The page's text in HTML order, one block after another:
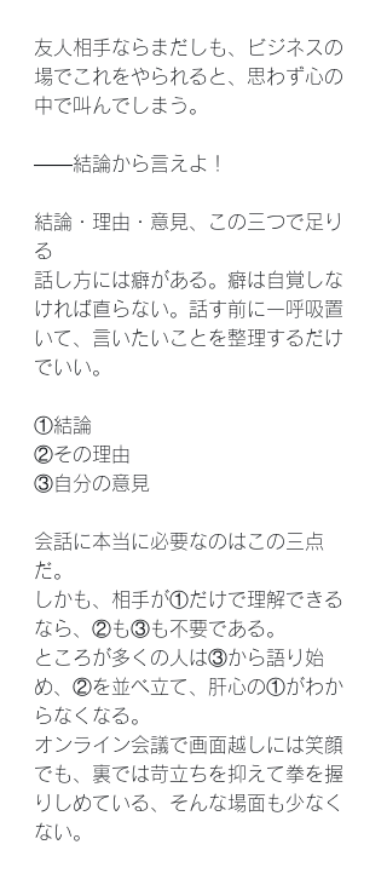
友人相手ならまだしも、ビジネスの
場でこれをやられると、思わず心の
中で叫んでしまう。
――結論から言えよ！
結論・理由・意見、この三つで足り
る
話し方には癖がある。癖は自覚しな
ければ直らない。話す前に一呼吸置
いて、言いたいことを整理するだけ
でいい。
①結論
②その理由
③自分の意見
会話に本当に必要なのはこの三点
だ。
しかも、相手が①だけで理解できる
なら、②も③も不要である。
ところが多くの人は③から語り始
め、②を並べ立て、肝心の①がわか
らなくなる。
オンライン会議で画面越しには笑顔
でも、裏では苛立ちを抑えて拳を握
りしめている、そんな場面も少なく
ない。